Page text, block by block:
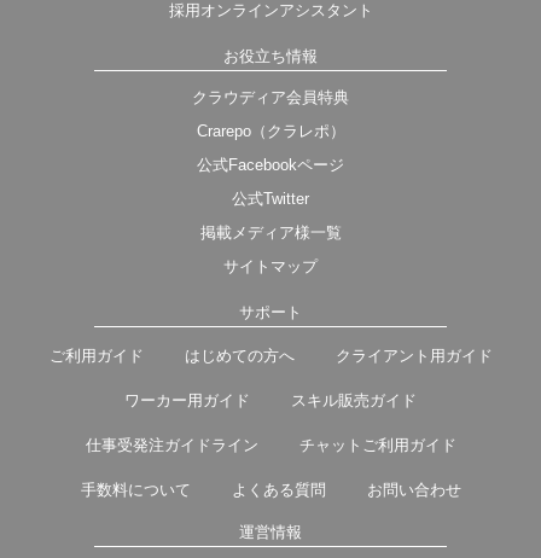
採用オンラインアシスタント
お役立ち情報
クラウディア会員特典
Crarepo（クラレポ）
公式Facebookページ
公式Twitter
掲載メディア様一覧
サイトマップ
サポート
ご利用ガイド はじめての方へ クライアント用ガイド
ワーカー用ガイド スキル販売ガイド
仕事受発注ガイドライン チャットご利用ガイド
手数料について よくある質問 お問い合わせ
運営情報